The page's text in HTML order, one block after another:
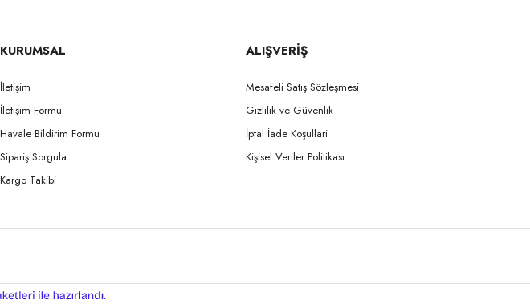
KURUMSAL
İletişim
İletişim Formu
Havale Bildirim Formu
Sipariş Sorgula
Kargo Takibi
ALIŞVERİŞ
Mesafeli Satış Sözleşmesi
Gizlilik ve Güvenlik
İptal İade Koşullari
Kişisel Veriler Politikası
e-